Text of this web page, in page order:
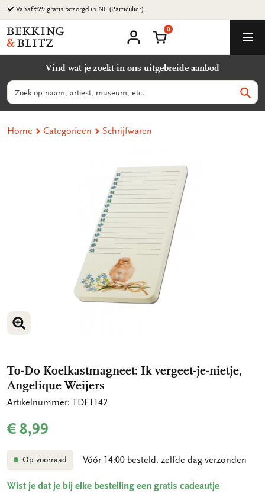
Ga
naar
content
Bekking
&
B.V.
account
Winkelmand
0
Vind wat je zoekt in ons uitgebreide aanbod
Zoeken
Home Categorieën Schrijfwaren
VERGROOT AFBEELDING
To-Do Koelkastmagneet: Ik vergeet-je-nietje,
Angelique Weijers
Artikelnummer: TDF1142
€ 8,99
Op voorraad Vóór 14:00 besteld, zelfde dag verzonden
Wist je dat je bij elke bestelling een gratis cadeautje